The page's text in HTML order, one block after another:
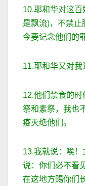
10.耶和华对这
是飘流)，不禁
今要记念他们的
11.耶和华又对我
12.他们禁食的
祭和素祭，我也
疫灭绝他们。
13.我就说：唉！
说：你们必不看
在这地方赐你们